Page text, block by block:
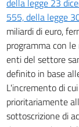
della legge 23
555, della legge
miliardi di euro,
programma con
enti del settore
definito in base
L'incremento di
prioritariamente
sottoscrizione di